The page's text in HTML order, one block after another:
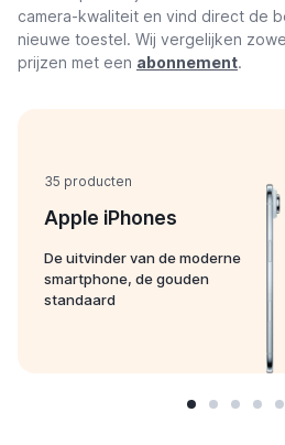
camera-kwaliteit en vind direct de
nieuwe toestel. Wij vergelijken
prijzen met een abonnement.
35 producten
Apple iPhones
De uitvinder van de moderne
smartphone, de gouden
standaard